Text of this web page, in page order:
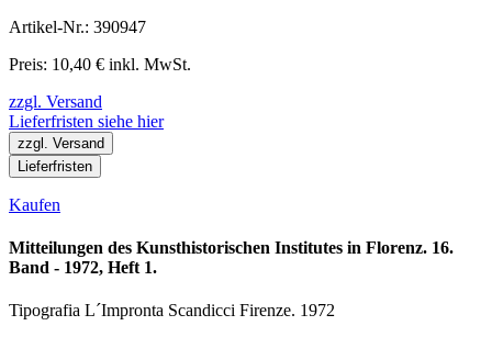
Artikel-Nr.: 390947
Preis: 10,40 € inkl. MwSt.
zzgl. Versand
Lieferfristen siehe hier
zzgl. Versand
Lieferfristen
Kaufen
Mitteilungen des Kunsthistorischen Institutes in Florenz. 16.
Band - 1972, Heft 1.
Tipografia L´Impronta Scandicci Firenze. 1972